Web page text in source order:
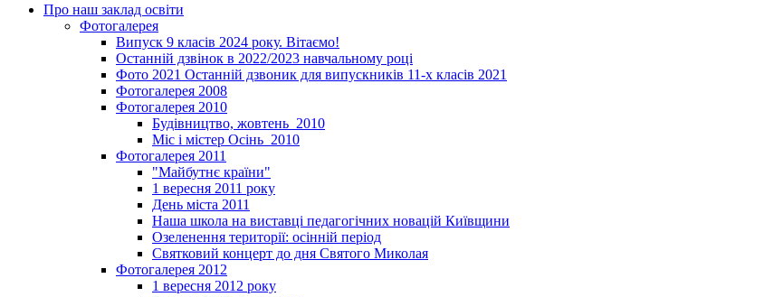
Про наш заклад освіти
Фотогалерея
Випуск 9 класів 2024 року. Вітаємо!
Останній дзвінок в 2022/2023 навчальному році
Фото 2021 Останній дзвоник для випускників 11-х класів 2021
Фотогалерея 2008
Фотогалерея 2010
Будівництво, жовтень_2010
Міс і містер Осінь_2010
Фотогалерея 2011
"Майбутнє країни"
1 вересня 2011 року
День міста 2011
Наша школа на виставці педагогічних новацій Київщини
Озеленення території: осінній період
Святковий концерт до дня Святого Миколая
Фотогалерея 2012
1 вересня 2012 року